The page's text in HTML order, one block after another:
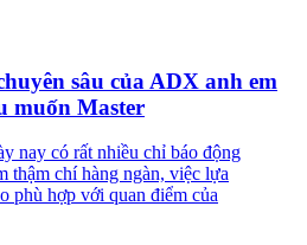
sâu của ADX anh em
muốn Master
nay có rất nhiều chỉ báo động
thậm chí hàng ngàn, việc lựa
phù hợp với quan điểm của